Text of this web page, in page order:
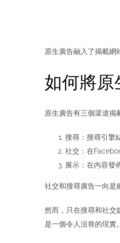
原生廣告融入了揭載網
如何將原
原生廣告有三個渠道揭
搜尋：搜尋引擎
社交：在
展示：在內容發
社交和搜尋廣告一向是
然而，只在搜尋和社交
是一個令人沮喪的現實。